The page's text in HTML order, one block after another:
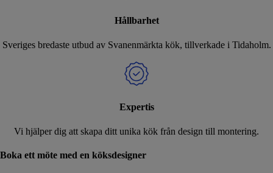
Hållbarhet
Sveriges bredaste utbud av Svanenmärkta kök, tillverkade i Tidaholm.
Expertis
Vi hjälper dig att skapa ditt unika kök från design till montering.
Boka ett möte med en köksdesigner